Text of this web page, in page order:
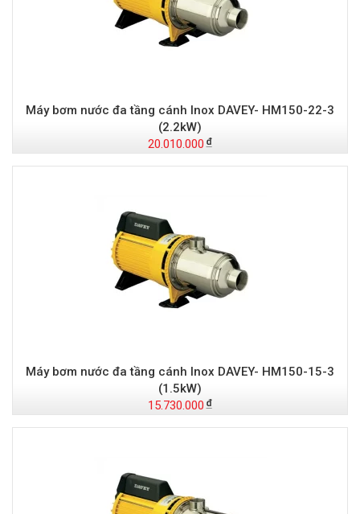
Máy bơm nước đa tầng cánh Inox DAVEY- HM150-22-3
(2.2kW)
20.010.000
Máy bơm nước đa tầng cánh Inox DAVEY- HM150-15-3
(1.5kW)
15.730.000